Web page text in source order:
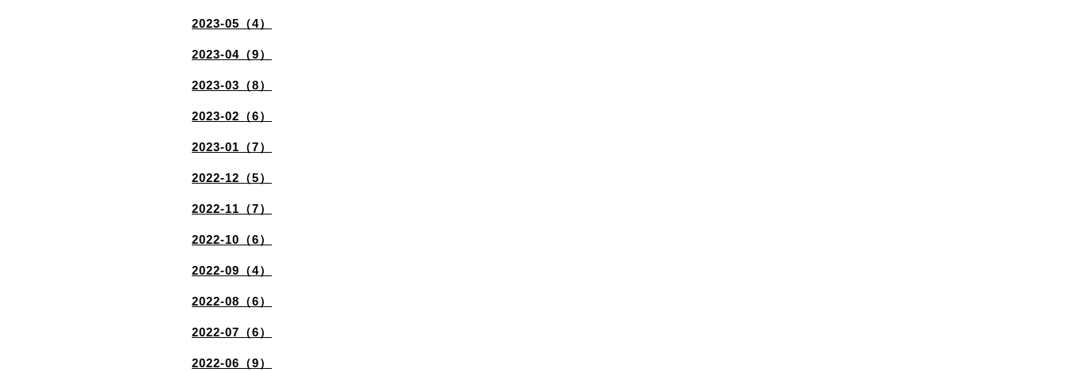
2023-05（4）
2023-04（9）
2023-03（8）
2023-02（6）
2023-01（7）
2022-12（5）
2022-11（7）
2022-10（6）
2022-09（4）
2022-08（6）
2022-07（6）
2022-06（9）